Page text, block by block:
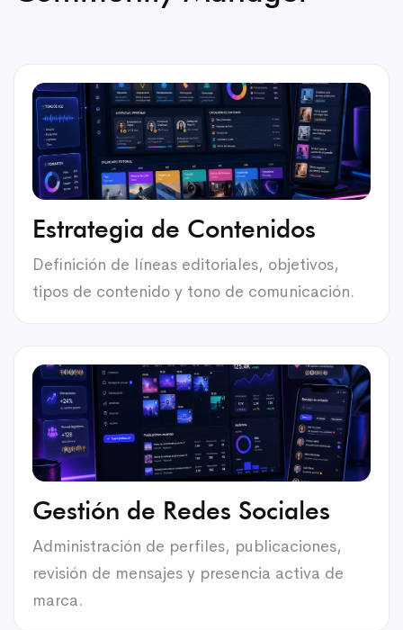
Estrategia de Contenidos
Definición de líneas editoriales, objetivos,
tipos de contenido y tono de comunicación.
Gestión de Redes Sociales
Administración de perfiles, publicaciones,
revisión de mensajes y presencia activa de
marca.